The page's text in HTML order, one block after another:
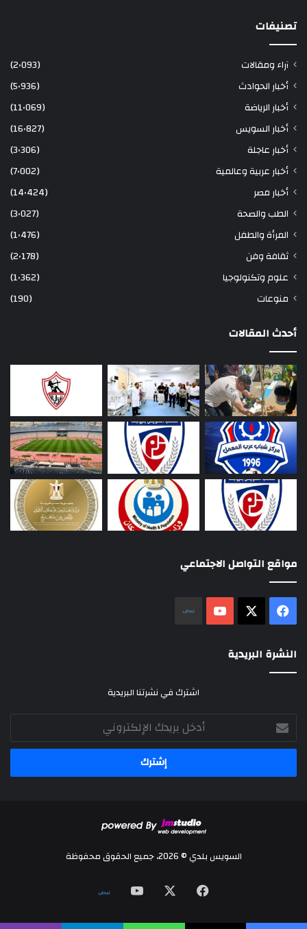
تصنيفات
آراء ومقالات
(2٬093)
أخبار الحوادث
(5٬936)
أخبار الرياضة
(11٬069)
أخبار السويس
(16٬827)
أخبار عاجلة
(3٬306)
أخبار عربية وعالمية
(7٬002)
أخبار مصر
(14٬424)
الطب والصحة
(3٬027)
المرأة والطفل
(1٬476)
ثقافة وفن
(2٬178)
علوم وتكنولوجيا
(1٬362)
منوعات
(190)
أحدث المقالات
مواقع التواصل الاجتماعي
فيسبوك ‫YouTube
النشرة البريدية
اشترك في نشرتنا البريدية
أدخل
بريدك
الإلكتروني
السويس بلدي © 2026، جميع الحقوق محفوظة
فيسبوك ‫YouTube